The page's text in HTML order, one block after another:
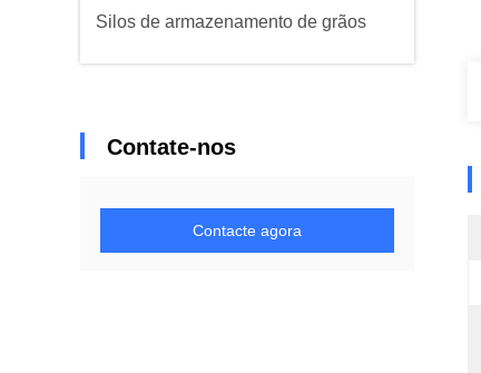
Silos de armazenamento de grãos
Contate-nos
Contacte agora